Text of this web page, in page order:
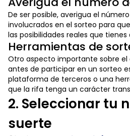
De ser posible, averigua el
involucrados en el sorteo para
las posibilidades reales que tienes
Herramientas de
Otro aspecto importante sobre
antes de participar en un sorteo
plataforma de terceros o una
que la rifa tenga un carácter
2. Seleccionar tu
suerte